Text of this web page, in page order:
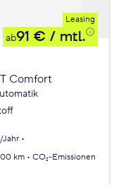
Leasing
ab91 € / mtl.
Comfort
Jahr
km
CO₂-Emissionen